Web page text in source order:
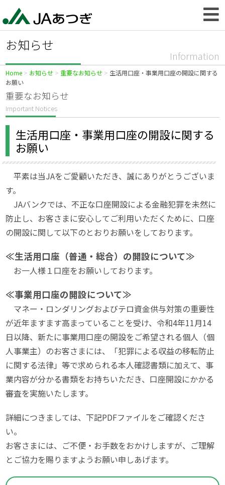
お知らせ
Information
Home お知らせ 重要なお知らせ
生活用口座・事業用口座の開設に関する
お願い
重要なお知らせ
Important Notices
生活用口座・事業用口座の開設に関する
お願い
平素は当JAをご愛顧いただき、誠にありがとうございま
す。
JAバンクでは、不正な口座開設による金融犯罪を未然に
防止し、お客さまに安心してご利用いただくために、口座
の開設に関して以下のとおりお願いをしております。
≪生活用口座（普通・総合）の開設について≫
お一人様１口座をお願いしております。
≪事業用口座の開設について≫
マネー・ロンダリングおよびテロ資金供与対策の重要性
が近年ますます高まっていることを受け、令和4年11月14
日以降、新たに事業用口座の開設をご希望される個人（個
人事業主）のお客さまには、「犯罪による収益の移転防止
に関する法律」等で求められる本人確認書類に加えて、事
業内容が分かる書類をお持ちいただき、口座開設にかかる
審査を実施いたします。
詳細につきましては、下記PDFファイルをご確認くださ
い。
お客さまには、ご不便・お手数をおかけしますが、ご理解
とご協力を賜りますようお願い申しあげます。